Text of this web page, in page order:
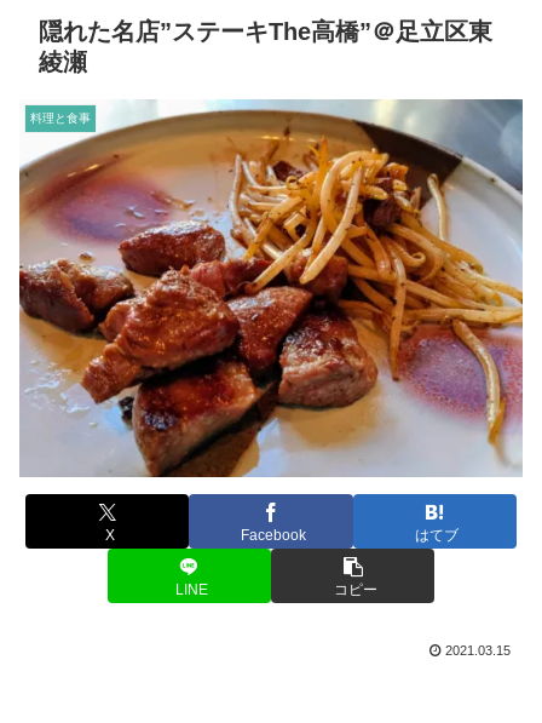
隠れた名店”ステーキThe高橋”＠足立区東
綾瀬
料理と食事
X Facebook はてブ
LINE コピー
2021.03.15